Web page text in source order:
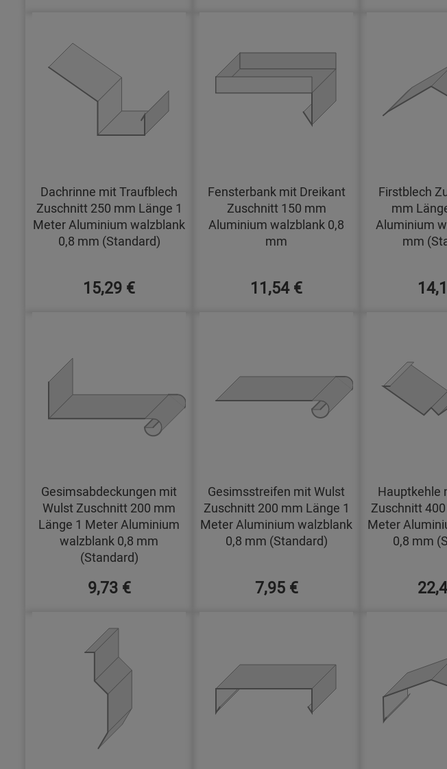
Dachrinne mit Traufblech
Zuschnitt 250 mm Länge 1
Meter Aluminium walzblank
0,8 mm (Standard)
15,29 €
Fensterbank mit Dreikant
Zuschnitt 150 mm
Aluminium walzblank 0,8
mm
11,54 €
Firstblech
mm
Aluminium
mm
Gesimsabdeckungen mit
Wulst Zuschnitt 200 mm
Länge 1 Meter Aluminium
walzblank 0,8 mm
(Standard)
9,73 €
Gesimsstreifen mit Wulst
Zuschnitt 200 mm Länge 1
Meter Aluminium walzblank
0,8 mm (Standard)
7,95 €
Hauptkehle
Zuschnitt
Meter
0,8 mm